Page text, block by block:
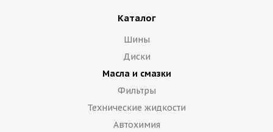
Каталог
Шины
Диски
Масла и смазки
Фильтры
Технические жидкости
Автохимия